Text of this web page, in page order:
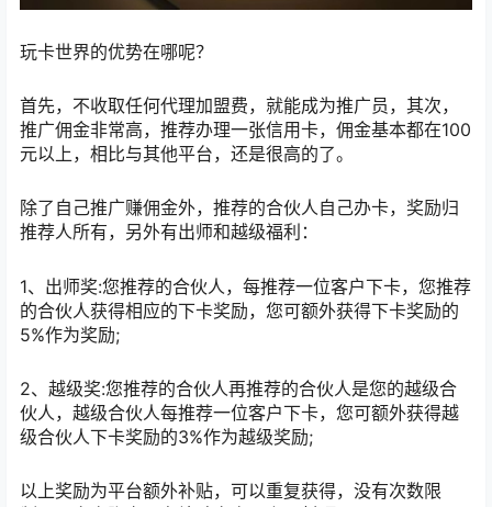
玩卡世界的优势在哪呢？
首先，不收取任何代理加盟费，就能成为推广员，其次，
推广佣金非常高，推荐办理一张信用卡，佣金基本都在100
元以上，相比与其他平台，还是很高的了。
除了自己推广赚佣金外，推荐的合伙人自己办卡，奖励归
推荐人所有，另外有出师和越级福利：
1、出师奖:您推荐的合伙人，每推荐一位客户下卡，您推荐
的合伙人获得相应的下卡奖励，您可额外获得下卡奖励的
5%作为奖励;
2、越级奖:您推荐的合伙人再推荐的合伙人是您的越级合
伙人，越级合伙人每推荐一位客户下卡，您可额外获得越
级合伙人下卡奖励的3%作为越级奖励;
以上奖励为平台额外补贴，可以重复获得，没有次数限